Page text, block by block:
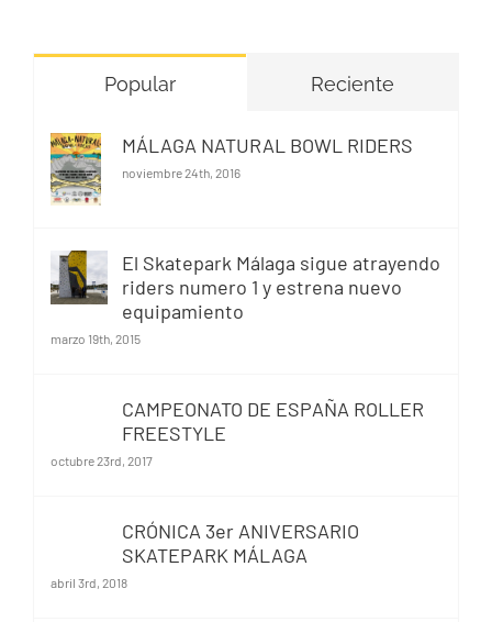
Popular Reciente
MÁLAGA NATURAL BOWL RIDERS
noviembre 24th, 2016
El Skatepark Málaga sigue atrayendo
riders numero 1 y estrena nuevo
equipamiento
marzo 19th, 2015
CAMPEONATO DE ESPAÑA ROLLER
FREESTYLE
octubre 23rd, 2017
CRÓNICA 3er ANIVERSARIO
SKATEPARK MÁLAGA
abril 3rd, 2018